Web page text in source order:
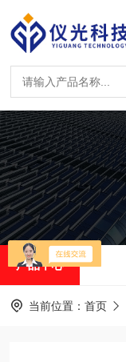
产品中心
当前位置： 首页